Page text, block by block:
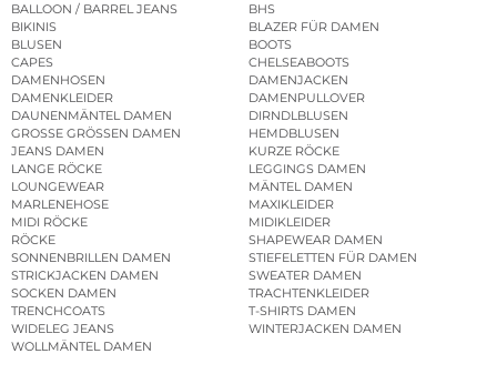
BALLOON / BARREL JEANS
BHS
BIKINIS
BLAZER FÜR DAMEN
BLUSEN
BOOTS
CAPES
CHELSEABOOTS
DAMENHOSEN
DAMENJACKEN
DAMENKLEIDER
DAMENPULLOVER
DAUNENMÄNTEL DAMEN
DIRNDLBLUSEN
GROSSE GRÖSSEN DAMEN
HEMDBLUSEN
JEANS DAMEN
KURZE RÖCKE
LANGE RÖCKE
LEGGINGS DAMEN
LOUNGEWEAR
MÄNTEL DAMEN
MARLENEHOSE
MAXIKLEIDER
MIDI RÖCKE
MIDIKLEIDER
RÖCKE
SHAPEWEAR DAMEN
SONNENBRILLEN DAMEN
STIEFELETTEN FÜR DAMEN
STRICKJACKEN DAMEN
SWEATER DAMEN
SOCKEN DAMEN
TRACHTENKLEIDER
TRENCHCOATS
T-SHIRTS DAMEN
WIDELEG JEANS
WINTERJACKEN DAMEN
WOLLMÄNTEL DAMEN